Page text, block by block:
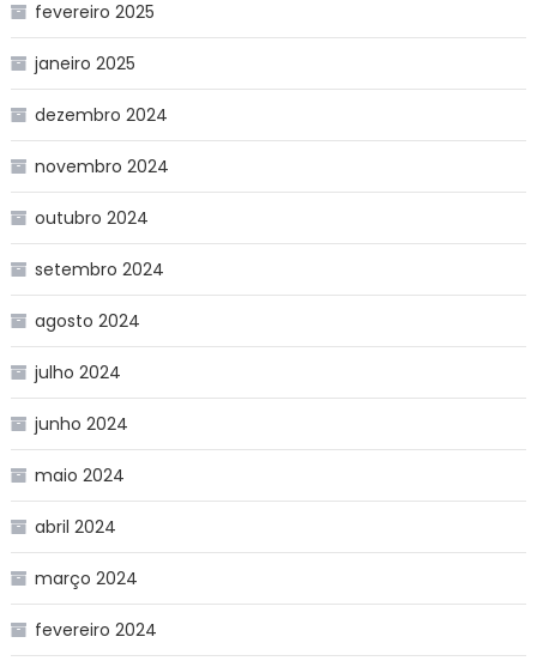
fevereiro 2025
janeiro 2025
dezembro 2024
novembro 2024
outubro 2024
setembro 2024
agosto 2024
julho 2024
junho 2024
maio 2024
abril 2024
março 2024
fevereiro 2024